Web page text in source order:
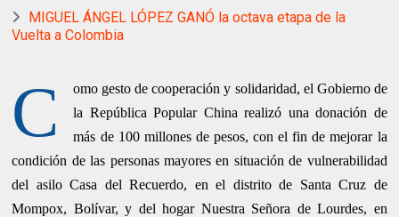
MIGUEL ÁNGEL LÓPEZ GANÓ la octava etapa de la
Vuelta a Colombia
C
omo gesto de cooperación y solidaridad, el Gobierno de
la República Popular China realizó una donación de
más de 100 millones de pesos, con el fin de mejorar la
condición de las personas mayores en situación de vulnerabilidad
del asilo Casa del Recuerdo, en el distrito de Santa Cruz de
Mompox, Bolívar, y del hogar Nuestra Señora de Lourdes, en